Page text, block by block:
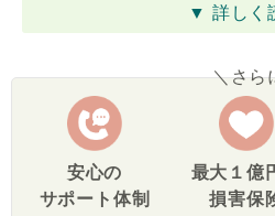
▼ 詳しく
＼さら
安心の
サポート体制
最大１億
損害保